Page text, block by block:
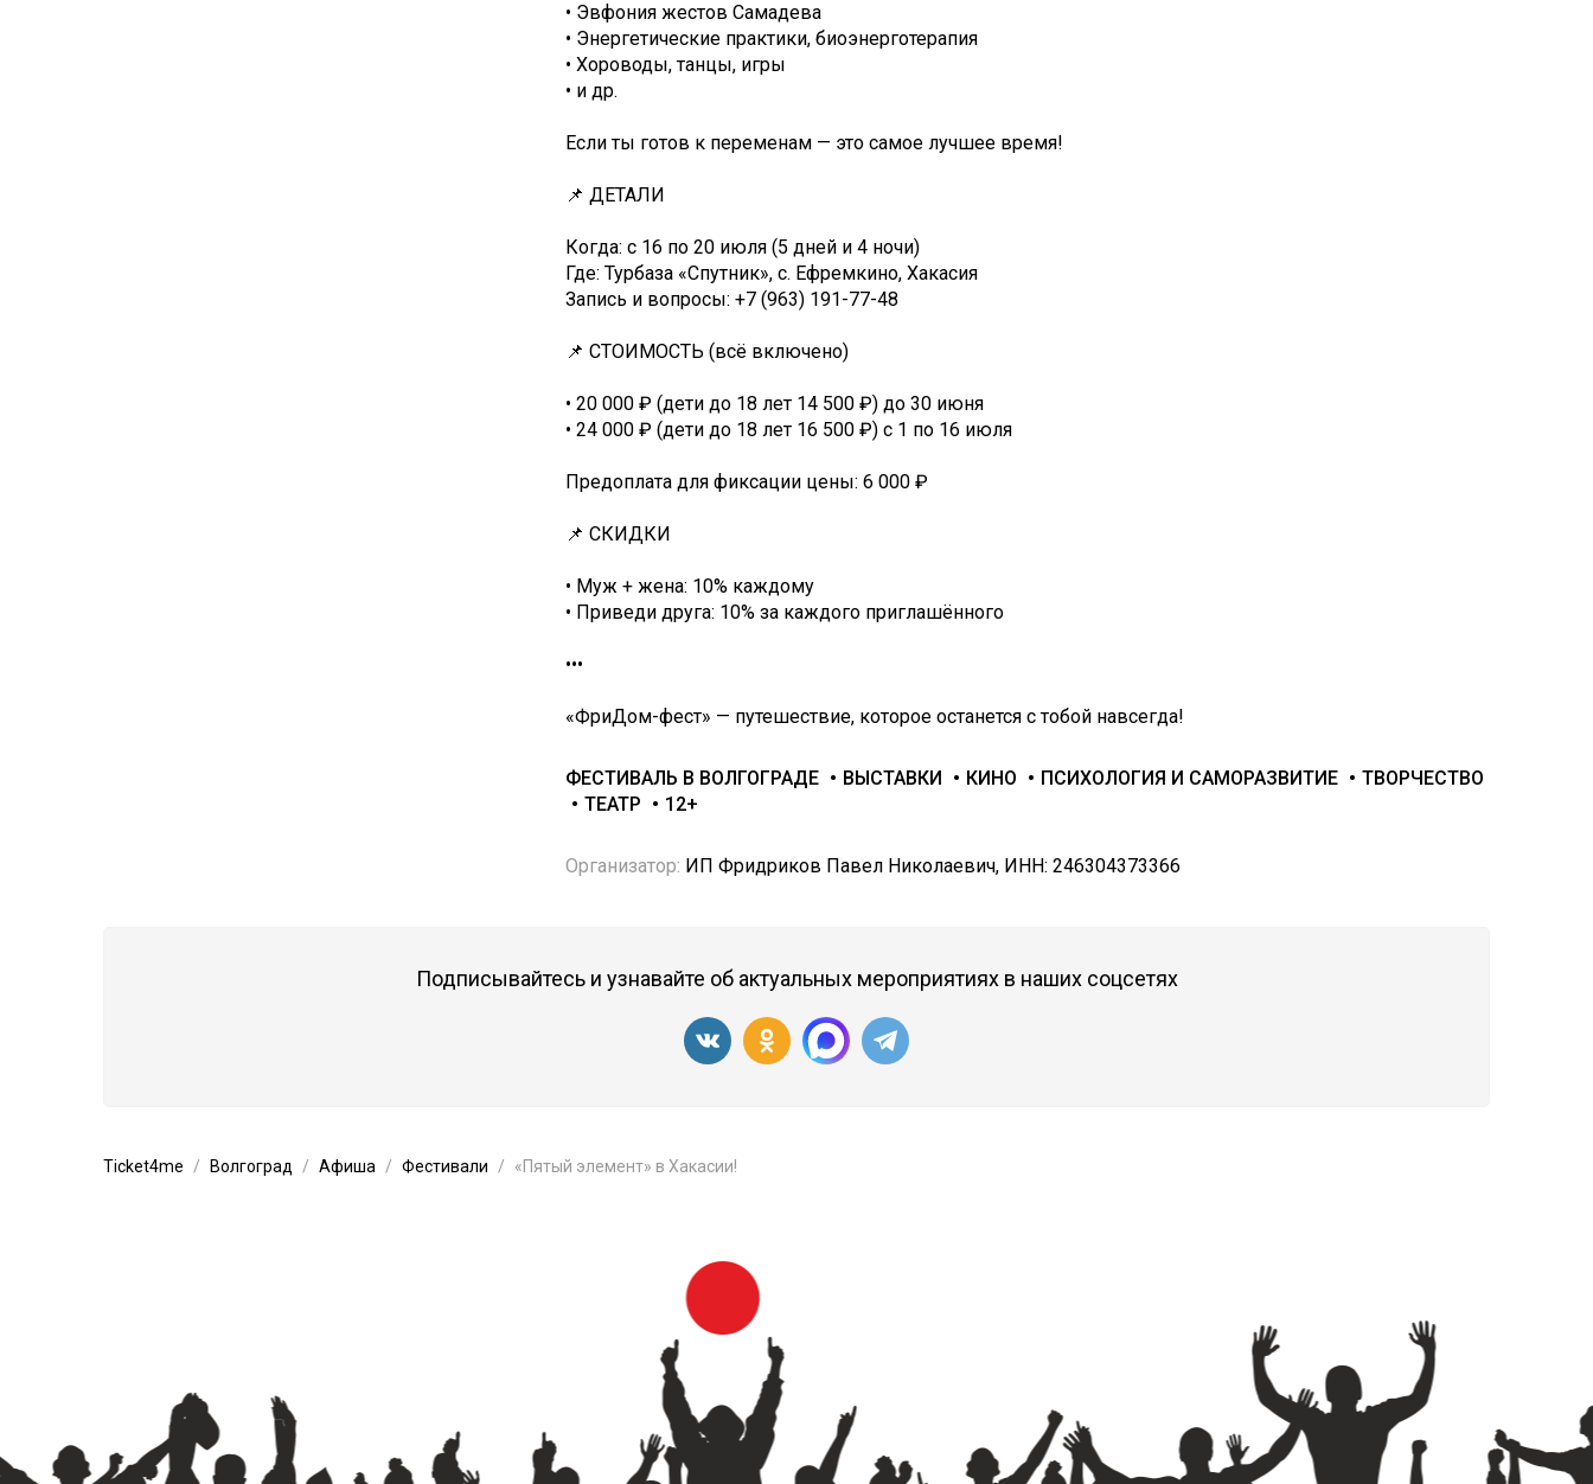
• Эвфония жестов Самадева
• Энергетические практики, биоэнерготерапия
• Хороводы, танцы, игры
• и др.
Если ты готов к переменам — это самое лучшее время!
📌 ДЕТАЛИ
Когда: с 16 по 20 июля (5 дней и 4 ночи)
Где: Турбаза «Спутник», с. Ефремкино, Хакасия
Запись и вопросы: +7 (963) 191-77-48
📌 СТОИМОСТЬ (всё включено)
• 20 000 ₽ (дети до 18 лет 14 500 ₽) до 30 июня
• 24 000 ₽ (дети до 18 лет 16 500 ₽) с 1 по 16 июля
Предоплата для фиксации цены: 6 000 ₽
📌 СКИДКИ
• Муж + жена: 10% каждому
• Приведи друга: 10% за каждого приглашённого
•••
«ФриДом-фест» — путешествие, которое останется с тобой навсегда!
ФЕСТИВАЛЬ В ВОЛГОГРАДЕ ВЫСТАВКИ КИНО ПСИХОЛОГИЯ И САМОРАЗВИТИЕ
ТВОРЧЕСТВО
ТЕАТР
12+
Организатор: ИП Фридриков Павел Николаевич, ИНН: 246304373366
Подписывайтесь и узнавайте об актуальных мероприятиях в наших соцсетях
Ticket4me Волгоград Афиша Фестивали «Пятый элемент» в Хакасии!